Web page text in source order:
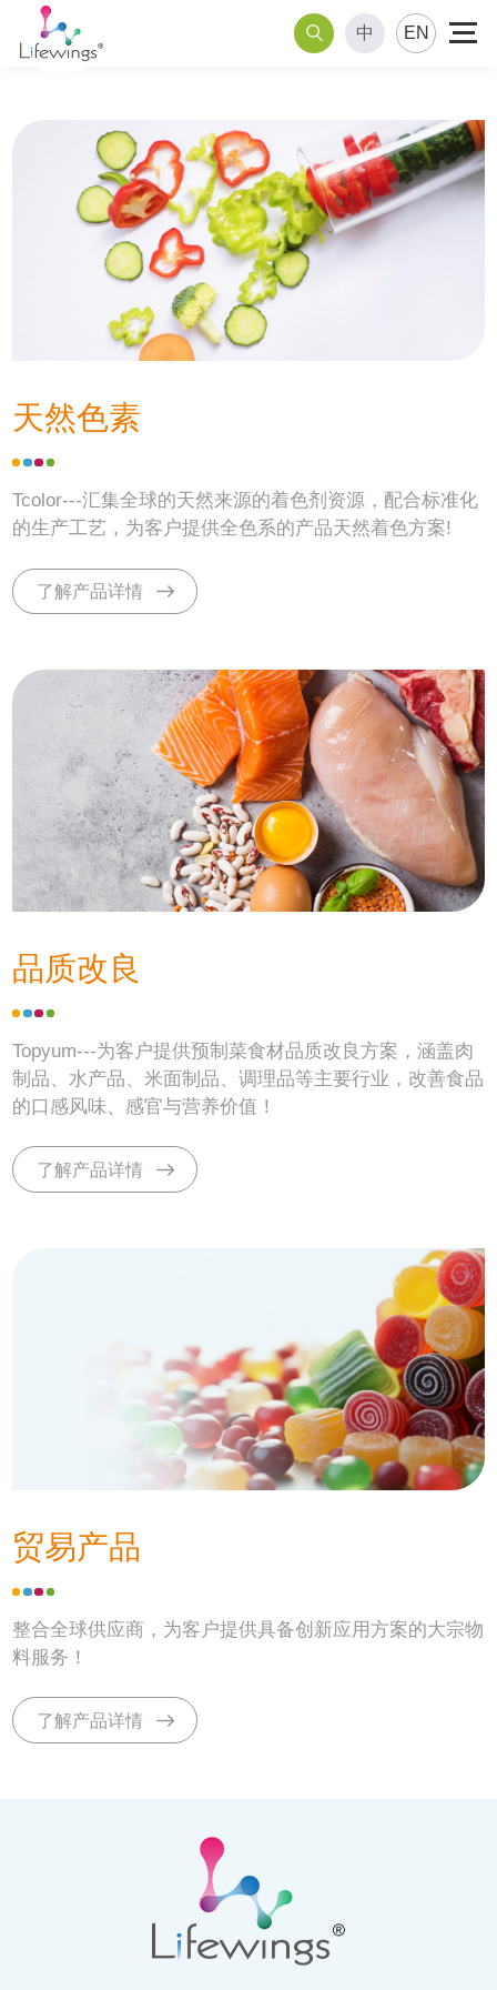
天然色素 调理肉制品
中 EN
天然色素
Tcolor---汇集全球的天然来源的着色剂资源，配合标准化
的生产工艺，为客户提供全色系的产品天然着色方案!
了解产品详情
品质改良
Topyum---为客户提供预制菜食材品质改良方案，涵盖肉
制品、水产品、米面制品、调理品等主要行业，改善食品
的口感风味、感官与营养价值！
了解产品详情
贸易产品
整合全球供应商，为客户提供具备创新应用方案的大宗物
料服务！
了解产品详情